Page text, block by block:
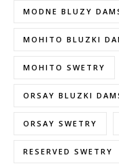
MODNE BLUZY
MOHITO BLUZKI
MOHITO SWETRY
ORSAY BLUZKI
ORSAY SWETRY
RESERVED SWETRY